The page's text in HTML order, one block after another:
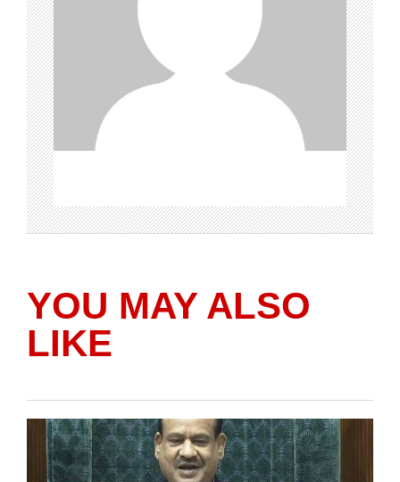
YOU MAY ALSO
LIKE